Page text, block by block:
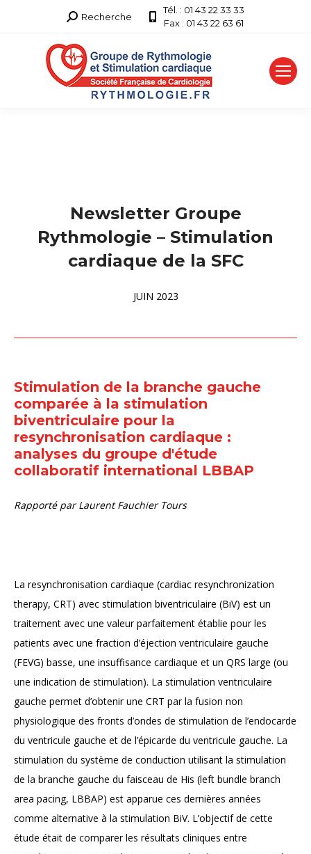
Recherche
Recherche
Tél. : 01 43 22 33 33
Fax : 01 43 22 63 61
Newsletter Groupe
Rythmologie – Stimulation
cardiaque de la SFC
JUIN 2023
Stimulation de la branche gauche
comparée à la stimulation
biventriculaire pour la
resynchronisation cardiaque :
analyses du groupe d'étude
collaboratif international LBBAP
Rapporté parLaurent Fauchier Tours
La resynchronisation cardiaque (cardiac resynchronization
therapy, CRT) avec stimulation biventriculaire (BiV) est un
traitement avec une valeur parfaitement établie pour les
patients avec une fraction d’éjection ventriculaire gauche
(FEVG) basse, une insuffisance cardiaque et un QRS large (ou
une indication de stimulation). La stimulation ventriculaire
gauche permet d’obtenir une CRT par la fusion non
physiologique des fronts d’ondes de stimulation de l’endocarde
du ventricule gauche et de l’épicarde du ventricule gauche. La
stimulation du système de conduction utilisant la stimulation
de la branche gauche du faisceau de His (left bundle branch
area pacing, LBBAP) est apparue ces dernières années
comme alternative à la stimulation BiV. L’objectif de cette
étude était de comparer les résultats cliniques entre